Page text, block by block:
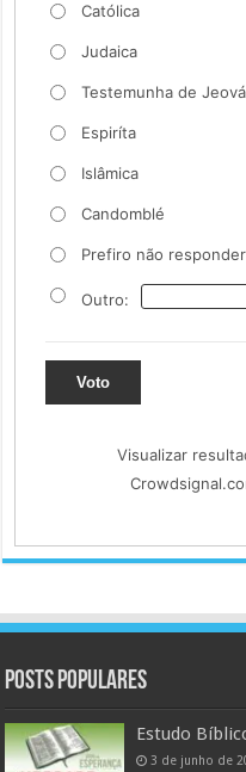
Católica
Judaica
Testemunha de Jeová
Espiríta
Islâmica
Candomblé
Prefiro não responder
Outro:
Voto
Visualizar
Posts populares
Estudo
3 de junho de